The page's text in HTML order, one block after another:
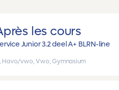
les cours
Junior 3.2 deel A+ BLRN-line
Havo/vwo, Vwo, Gymnasium